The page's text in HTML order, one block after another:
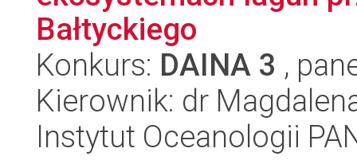
Bałtyckiego
Konkurs: DAINA 3 ,
Kierownik: dr
Instytut Oceanologii